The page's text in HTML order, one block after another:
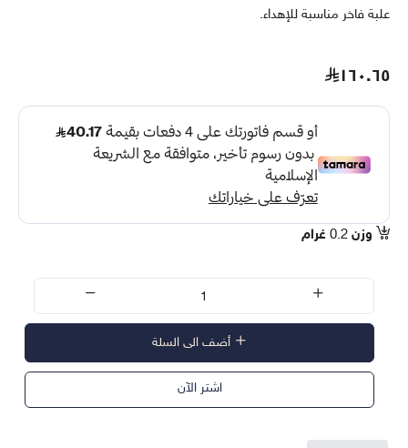
علبة فاخر مناسبة للإهداء.
١٦٠.٦٥
وزن 0.2 غرام
اشتر الآن